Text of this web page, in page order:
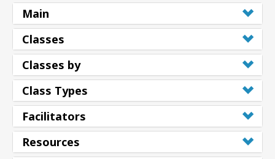
Main
Classes
Classes by
Class Types
Facilitators
Resources